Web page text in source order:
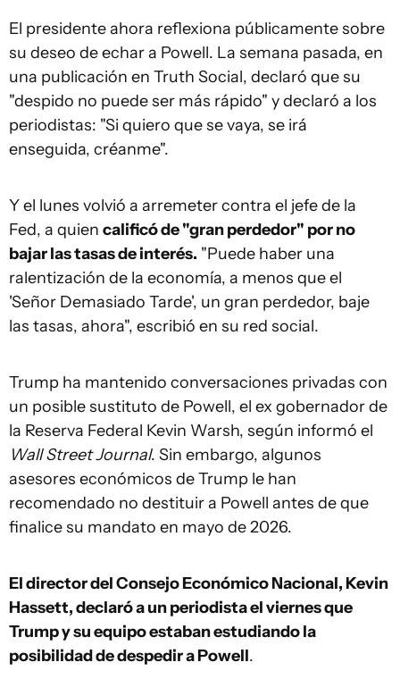
El presidente ahora reflexiona públicamente sobre
su deseo de echar a Powell. La semana pasada, en
una publicación en Truth Social, declaró que su
"despido no puede ser más rápido" y declaró a los
periodistas: "Si quiero que se vaya, se irá
enseguida, créanme".
Y el lunes volvió a arremeter contra el jefe de la
Fed, a quien calificó de "gran perdedor" por no
bajar las tasas de interés. "Puede haber una
ralentización de la economía, a menos que el
'Señor Demasiado Tarde', un gran perdedor, baje
las tasas, ahora", escribió en su red social.
Trump ha mantenido conversaciones privadas con
un posible sustituto de Powell, el ex gobernador de
la Reserva Federal Kevin Warsh, según informó el
Wall Street Journal. Sin embargo, algunos
asesores económicos de Trump le han
recomendado no destituir a Powell antes de que
finalice su mandato en mayo de 2026.
El director del Consejo Económico Nacional, Kevin
Hassett, declaró a un periodista el viernes que
Trump y su equipo estaban estudiando la
posibilidad de despedir a Powell.